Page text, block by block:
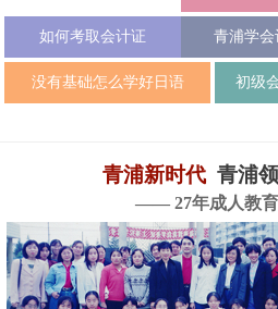
如何考取会计证 青浦学会
没有基础怎么学好日语 初级
青浦新时代 青浦
—— 27年成人教